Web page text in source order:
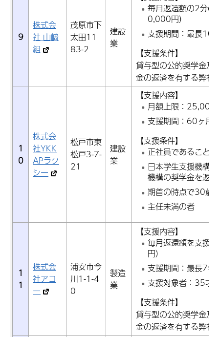
9
株式会
社 山﨑
組
茂原市下
太田11
83-2
建設
業
毎月返還額の2分
0,000円）
支援期間：最長10
【支援条件】
貸与型の公的奨学金及
金の返済を有する弊社
1
0
株式会
社YKK
APラク
シー
松戸市東
松戸3-7-
21
建設
業
【支援内容】
月額上限：25,000
支援期間：60ヶ月
【支援条件】
正社員であること
日本学生支援機構
機構の奨学金を返
期首の時点で30歳
主任未満の者
1
1
株式会
社アコ
ー
浦安市今
川1-1-4
0
製造
業
【支援内容】
毎月返還額を支援
円）
支援期間：最長7年
支援対象者：35才
【支援条件】
貸与型の公的奨学金及
金の返済を有する弊社